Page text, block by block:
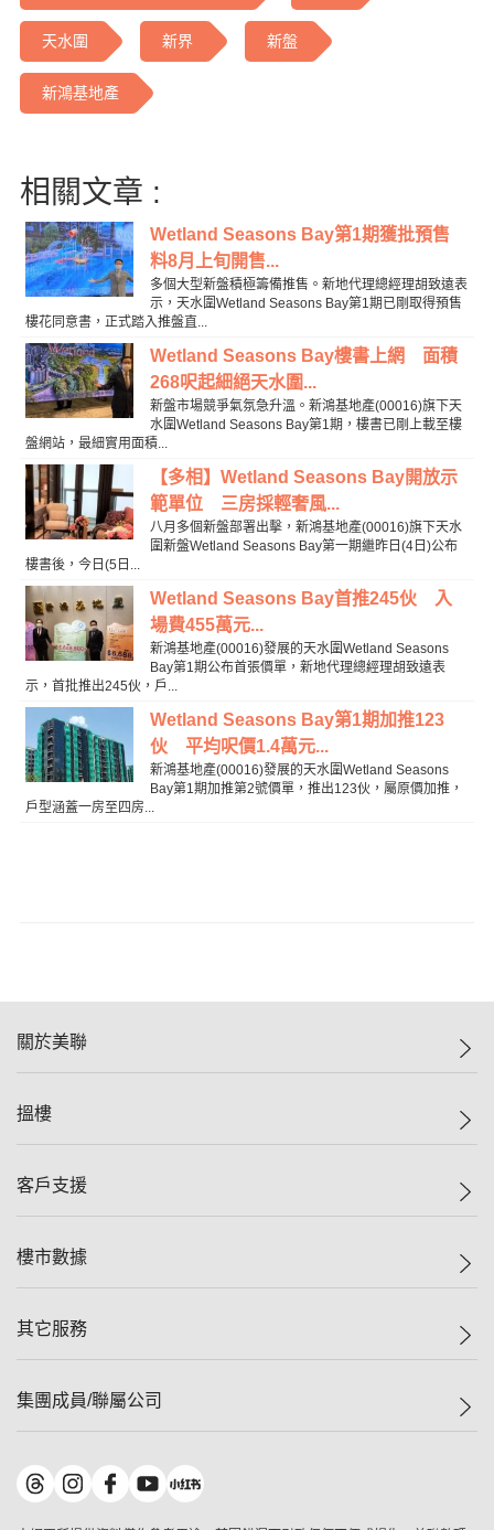
天水圍 新界 新盤
新鴻基地產
相關文章 :
Wetland Seasons Bay第1期獲批預售
料8月上旬開售...
多個大型新盤積極籌備推售。新地代理總經理胡致遠表
示，天水圍Wetland Seasons Bay第1期已剛取得預售
樓花同意書，正式踏入推盤直...
Wetland Seasons Bay樓書上網 面積
268呎起細絕天水圍...
新盤市場競爭氣氛急升溫。新鴻基地產(00016)旗下天
水圍Wetland Seasons Bay第1期，樓書已剛上載至樓
盤網站，最細實用面積...
【多相】Wetland Seasons Bay開放示
範單位 三房採輕奢風...
八月多個新盤部署出擊，新鴻基地產(00016)旗下天水
圍新盤Wetland Seasons Bay第一期繼昨日(4日)公布
樓書後，今日(5日...
Wetland Seasons Bay首推245伙 入
場費455萬元...
新鴻基地產(00016)發展的天水圍Wetland Seasons
Bay第1期公布首張價單，新地代理總經理胡致遠表
示，首批推出245伙，戶...
Wetland Seasons Bay第1期加推123
伙 平均呎價1.4萬元...
新鴻基地產(00016)發展的天水圍Wetland Seasons
Bay第1期加推第2號價單，推出123伙，屬原價加推，
戶型涵蓋一房至四房...
關於美聯
美聯集團
人才招募
搵樓
一手新盤
減價
美聯豪宅
獨家樓盤
租盤
客戶支援
自助放盤
查詢熱線
按揭計算機
負擔能力計算機
轉按計算機
繳款方式
樓市數據
樓價指數
歷史成交
屋苑成交排行榜
地區百科
其它服務
屋苑專頁
美聯精英會
集團成員/聯屬公司
美聯物業
鋑聯控股*